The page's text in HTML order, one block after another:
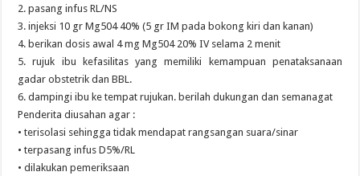
2. pasang infus RL/NS
3. injeksi 10 gr Mg504 40% (5 gr IM pada bokong kiri dan kanan)
4. berikan dosis awal 4 mg Mg504 20% IV selama 2 menit
5. rujuk ibu kefasilitas yang memiliki kemampuan penataksanaan
gadar obstetrik dan BBL.
6. dampingi ibu ke tempat rujukan. berilah dukungan dan semanagat
Penderita diusahan agar :
• terisolasi sehingga tidak mendapat rangsangan suara/sinar
• terpasang infus D5%/RL
• dilakukan pemeriksaan